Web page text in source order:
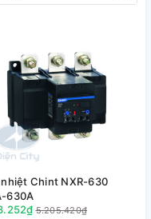
nhiệt Chint NXR-630
630A
5.205.420₫